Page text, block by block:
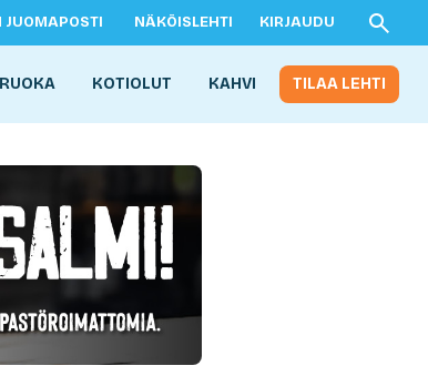
JUOMAPOSTI NÄKÖISLEHTI KIRJAUDU
RUOKA KOTIOLUT KAHVI TILAA LEHTI